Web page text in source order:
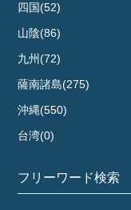
四国(52)
山陰(86)
九州(72)
薩南諸島(275)
沖縄(550)
台湾(0)
フリーワード検索